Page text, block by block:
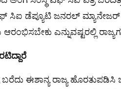
ಎಫ್ ಸಿಐ ಡೆಪ್ಯೂಟಿ ಜನರಲ್
ಆರಂಭಿಸಬೇಕು ಎನ್ನುವಷ್ಟರಲ್ಲಿ
ಈಶಾನ್ಯ ರಾಜ್ಯ ಹೊರತುಪಡಿಸಿ